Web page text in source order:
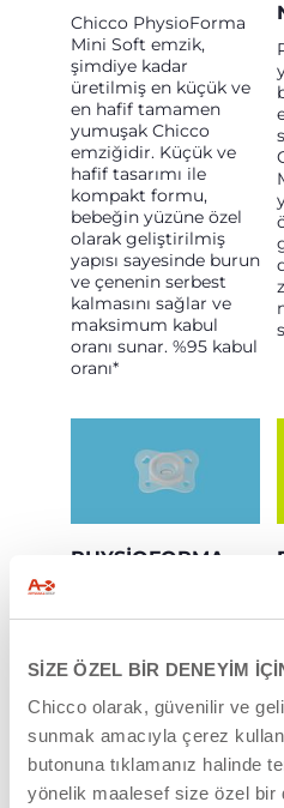
SİZE ÖZEL BİR DENEYİM
Chicco olarak, güvenilir ve
sunmak amacıyla çerez
butonuna tıklamanız halinde
yönelik maalesef size özel bir
Chicco PhysioForma
Mini Soft emzik,
şimdiye kadar
üretilmiş en küçük ve
en hafif tamamen
yumuşak Chicco
emziğidir. Küçük ve
hafif tasarımı ile
kompakt formu,
bebeğin yüzüne özel
olarak geliştirilmiş
yapısı sayesinde burun
ve çenenin serbest
kalmasını sağlar ve
maksimum kabul
oranı sunar. %95 kabul
oranı*
PHYSIOFORMA
DIYOR?
Bebeğimin
yüzüne
mükemmel